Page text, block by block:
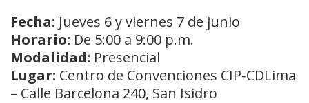
Fecha: Jueves 6 y viernes 7 de junio
Horario: De 5:00 a 9:00 p.m.
Modalidad: Presencial
Lugar: Centro de Convenciones CIP-CDLima
– Calle Barcelona 240, San Isidro